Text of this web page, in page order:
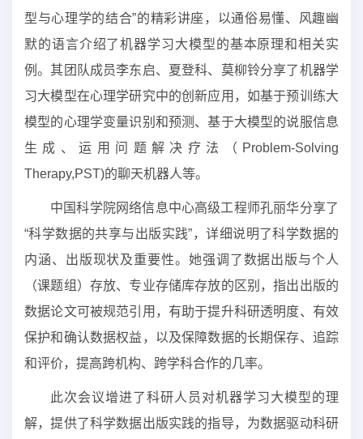
型与心理学的结合”的精彩讲座，以通俗易懂、风趣幽
默的语言介绍了机器学习大模型的基本原理和相关实
例。其团队成员李东启、夏登科、莫柳铃分享了机器学
习大模型在心理学研究中的创新应用，如基于预训练大
模型的心理学变量识别和预测、基于大模型的说服信息
生成、运用问题解决疗法（Problem-Solving
Therapy,PST)的聊天机器人等。
中国科学院网络信息中心高级工程师孔丽华分享了
“科学数据的共享与出版实践”，详细说明了科学数据的
内涵、出版现状及重要性。她强调了数据出版与个人
（课题组）存放、专业存储库存放的区别，指出出版的
数据论文可被规范引用，有助于提升科研透明度、有效
保护和确认数据权益，以及保障数据的长期保存、追踪
和评价，提高跨机构、跨学科合作的几率。
此次会议增进了科研人员对机器学习大模型的理
解，提供了科学数据出版实践的指导，为数据驱动科研